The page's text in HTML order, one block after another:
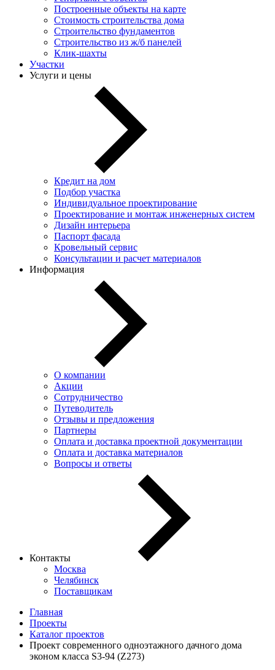
Построенные объекты на карте
Стоимость строительства дома
Строительство фундаментов
Строительство из ж/б панелей
Клик-шахты
Участки
Услуги и цены
Кредит на дом
Подбор участка
Индивидуальное проектирование
Проектирование и монтаж инженерных систем
Дизайн интерьера
Паспорт фасада
Кровельный сервис
Консультации и расчет материалов
Информация
О компании
Акции
Сотрудничество
Путеводитель
Отзывы и предложения
Партнеры
Оплата и доставка проектной документации
Оплата и доставка материалов
Вопросы и ответы
Контакты
Москва
Челябинск
Поставщикам
Главная
Проекты
Каталог проектов
Проект современного одноэтажного дачного дома
эконом класса S3-94 (Z273)